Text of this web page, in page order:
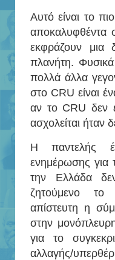
Αυτό είναι το
αποκαλυφθέντα
εκφράζουν μια
πλανήτη.
πολλά άλλα
στο CRU είναι
αν το CRU δεν
ασχολείται ήταν
Η παντελής
ενημέρωσης
την Ελλάδα
ζητούμενο το
απίστευτη η
στην
για το
αλλαγής/